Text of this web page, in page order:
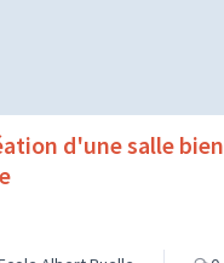
d'une salle bien